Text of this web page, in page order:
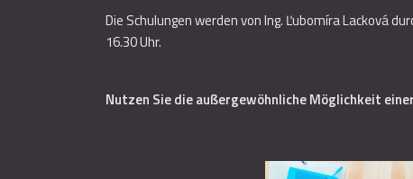
Die Schulungen werden von Ing. Ľubomíra Lacková
16.30 Uhr.
Nutzen Sie die außergewöhnliche Möglichkeit